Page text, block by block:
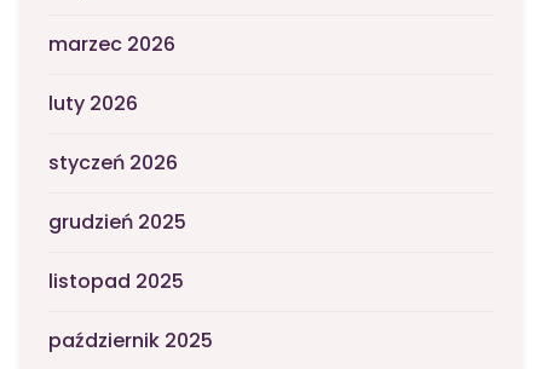
marzec 2026
luty 2026
styczeń 2026
grudzień 2025
listopad 2025
październik 2025